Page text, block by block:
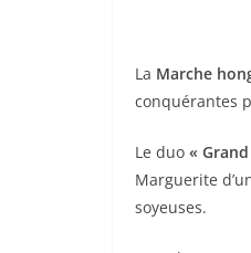
La Marche
conquérantes
Le duo «
Marguerite
soyeuses.